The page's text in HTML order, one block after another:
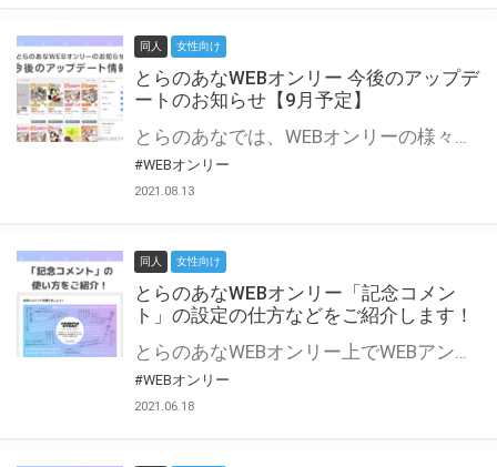
同人 女性向け
とらのあなWEBオンリー 今後のアップデ
ートのお知らせ【9月予定】
とらのあなでは、WEBオンリーの様々な支援を実施しています。 今回は2021年9月に実装を予定しているアップデート情報についてご紹介いたします。 とらのあなWEBオンリーサイトはこちら
#WEBオンリー
2021.08.13
同人 女性向け
とらのあなWEBオンリー「記念コメン
ト」の設定の仕方などをご紹介します！
とらのあなWEBオンリー上でWEBアンソロジーが作成できる「記念コメント」について、その使い方や作成手順を解説します！ 支援タイプを「サークル参加型」「サークル参加型・マルシェ(イベント会場)機能付き」でお申し込みいただいている主催者様はぜひご活用ください♪ とらのあなWEBオンリーサイトはこちら
#WEBオンリー
2021.06.18